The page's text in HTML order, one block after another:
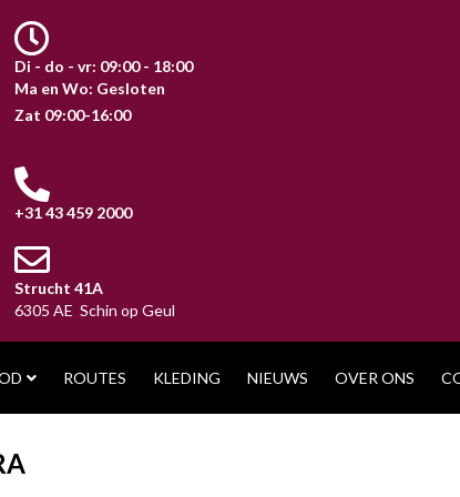
Di - do - vr: 09:00 - 18:00
Ma en Wo: Gesloten
Zat 09:00-16:00
+31 43 459 2000
Strucht 41A
6305 AE Schin op Geul
ROUTES KLEDING NIEUWS OVER ONS